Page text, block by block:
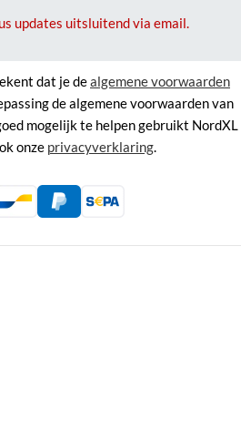
updates uitsluitend via email.
dat je dealgemene voorwaarden
de algemene voorwaarden van
mogelijk te helpen gebruikt NordXL
onze privacyverklaring.